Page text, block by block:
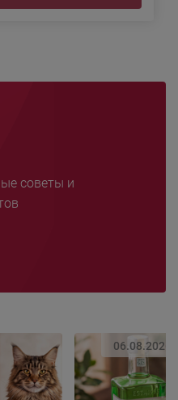
советы и
06.08.2026